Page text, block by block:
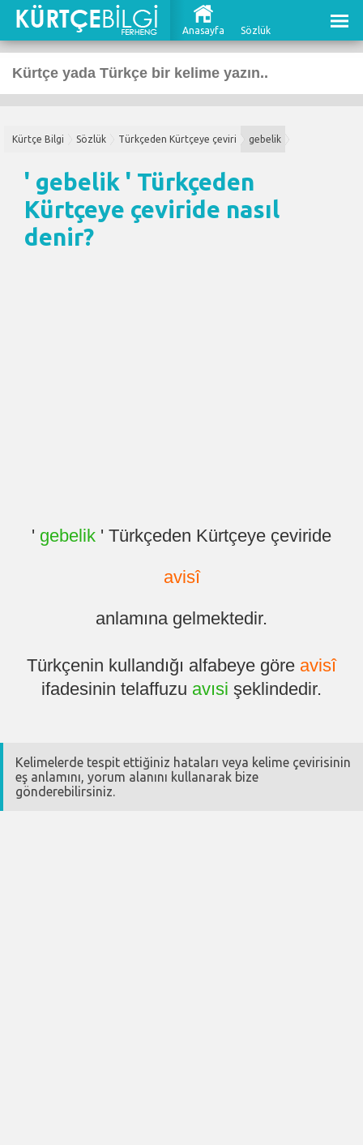
Anasayfa Sözlük
Kürtçe Bilgi Sözlük Türkçeden Kürtçeye çeviri gebelik
' gebelik ' Türkçeden
Kürtçeye çeviride nasıl
denir?
' gebelik ' Türkçeden Kürtçeye çeviride
avisî
anlamına gelmektedir.
Türkçenin kullandığı alfabeye göre avisî
ifadesinin telaffuzu avısi şeklindedir.
Kelimelerde tespit ettiğiniz hataları veya kelime çevirisinin
eş anlamını, yorum alanını kullanarak bize
gönderebilirsiniz.